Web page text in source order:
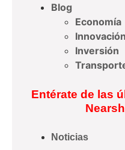
Blog
Economía
Innovación
Inversión
Entérate de las
Noticias